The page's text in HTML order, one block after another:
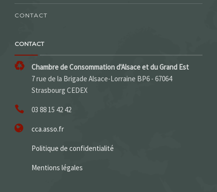
CONTACT
CONTACT
Chambre de Consommation d'Alsace et du Grand Est
7 rue de la Brigade Alsace-Lorraine BP6 - 67064
Strasbourg CEDEX
03 88 15 42 42
cca.asso.fr
Politique de confidentialité
Mentions légales